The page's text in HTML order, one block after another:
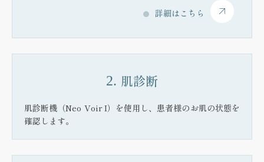
詳細はこちら
2. 肌診断
肌診断機（Neo Voir I）を使用し、患者様のお肌の状態を
確認します。